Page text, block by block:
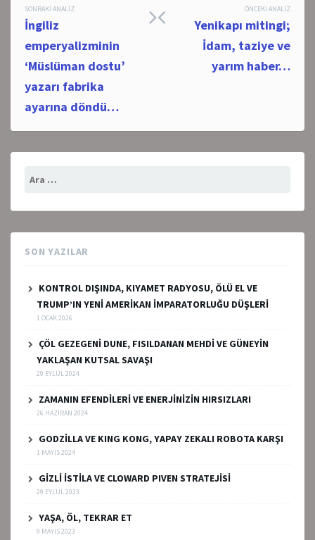
Post
navigation
ÖNCEKI ANALIZ
Yenikapı mitingi;
İdam, taziye ve
yarım haber…
SONRAKI ANALIZ
İngiliz
emperyalizminin
‘Müslüman dostu’
yazarı fabrika
ayarına döndü…
SON YAZILAR
KONTROL DIŞINDA, KIYAMET RADYOSU, ÖLÜ EL VE
TRUMP’IN YENİ AMERİKAN İMPARATORLUĞU DÜŞLERİ
1 OCAK 2026
ÇÖL GEZEGENİ DUNE, FISILDANAN MEHDİ VE GÜNEYİN
YAKLAŞAN KUTSAL SAVAŞI
29 EYLÜL 2024
ZAMANIN EFENDİLERİ VE ENERJİNİZİN HIRSIZLARI
26 HAZIRAN 2024
GODZİLLA VE KING KONG, YAPAY ZEKALI ROBOTA KARŞI
1 MAYIS 2024
GİZLİ İSTİLA VE CLOWARD PIVEN STRATEJİSİ
29 EYLÜL 2023
YAŞA, ÖL, TEKRAR ET
9 MAYIS 2023